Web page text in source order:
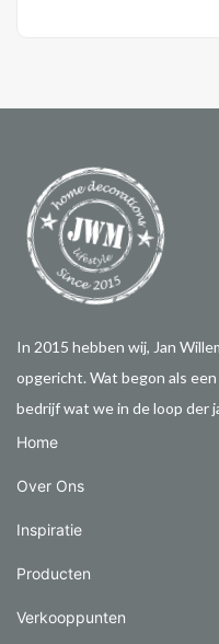
In 2015 hebben wij, Jan
opgericht. Wat begon als
bedrijf wat we in de loop der
Home
Over Ons
Inspiratie
Producten
Verkooppunten